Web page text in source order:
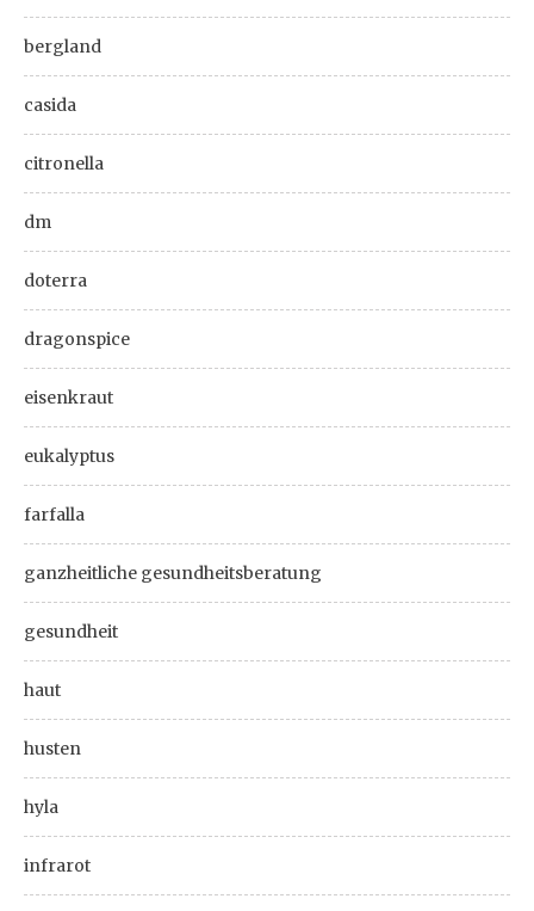
bergland
casida
citronella
dm
doterra
dragonspice
eisenkraut
eukalyptus
farfalla
ganzheitliche gesundheitsberatung
gesundheit
haut
husten
hyla
infrarot